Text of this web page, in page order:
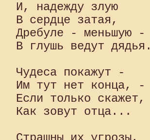
И, надежду злую
В сердце затая,
Дребуле - меньшую -
В глушь ведут дядья.
Чудеса покажут -
Им тут нет конца, -
Если только скажет,
Как зовут отца...